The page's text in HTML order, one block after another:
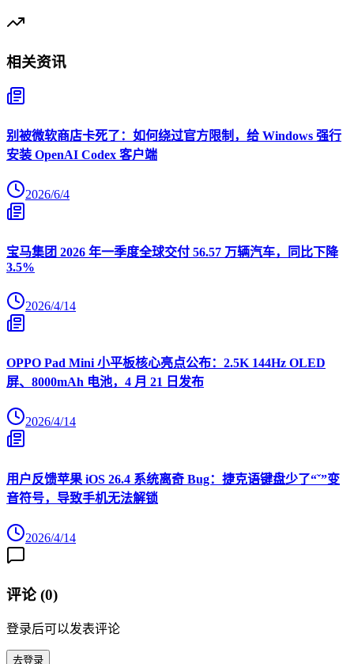
相关资讯
别被微软商店卡死了：如何绕过官方限制，给 Windows 强行
安装 OpenAI Codex 客户端
2026/6/4
宝马集团 2026 年一季度全球交付 56.57 万辆汽车，同比下降
3.5%
2026/4/14
OPPO Pad Mini 小平板核心亮点公布：2.5K 144Hz OLED
屏、8000mAh 电池，4 月 21 日发布
2026/4/14
用户反馈苹果 iOS 26.4 系统离奇 Bug：捷克语键盘少了“ˇ”变
音符号，导致手机无法解锁
2026/4/14
评论 (0)
登录后可以发表评论
去登录